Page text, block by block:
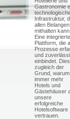
Gastronomie
Infrastruktur,
allen Belangen
mithalten
Eine integrierte
Plattform, die
Prozesse
und
einbindet.
zugleich der
Grund, warum
immer mehr
Hotels und
Gästehäuser
unsere
erfolgreiche
Hotelsoftware
vertrauen.